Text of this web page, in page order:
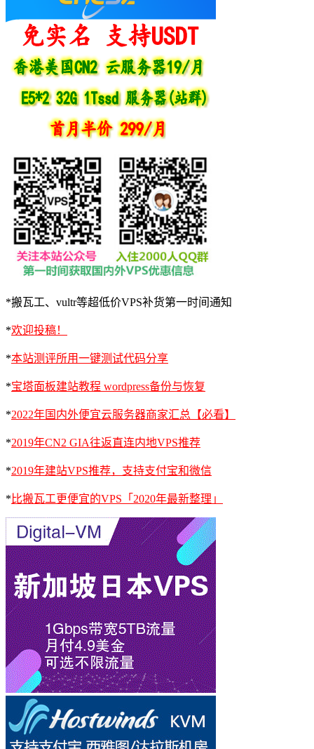
*搬瓦工、vultr等超低价VPS补货第一时间通知
*欢迎投稿！
*本站测评所用一键测试代码分享
*宝塔面板建站教程 wordpress备份与恢复
*2022年国内外便宜云服务器商家汇总【必看】
*2019年CN2 GIA往返直连内地VPS推荐
*2019年建站VPS推荐，支持支付宝和微信
* 比搬瓦工更便宜的VPS「2020年最新整理」